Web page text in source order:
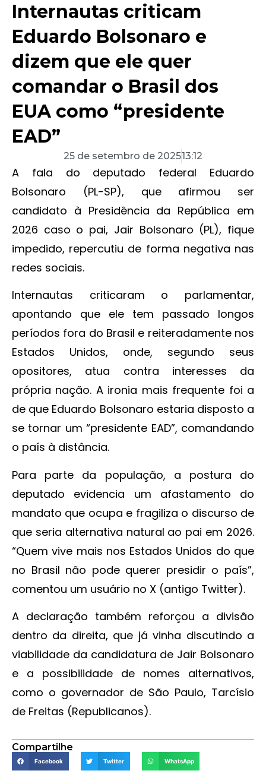
Internautas criticam
Eduardo Bolsonaro e
dizem que ele quer
comandar o Brasil dos
EUA como “presidente
EAD”
25 de setembro de 202513:12
A fala do deputado federal Eduardo
Bolsonaro (PL-SP), que afirmou ser
candidato à Presidência da República em
2026 caso o pai, Jair Bolsonaro (PL), fique
impedido, repercutiu de forma negativa nas
redes sociais.
Internautas criticaram o parlamentar,
apontando que ele tem passado longos
períodos fora do Brasil e reiteradamente nos
Estados Unidos, onde, segundo seus
opositores, atua contra interesses da
própria nação. A ironia mais frequente foi a
de que Eduardo Bolsonaro estaria disposto a
se tornar um “presidente EAD”, comandando
o país à distância.
Para parte da população, a postura do
deputado evidencia um afastamento do
mandato que ocupa e fragiliza o discurso de
que seria alternativa natural ao pai em 2026.
“Quem vive mais nos Estados Unidos do que
no Brasil não pode querer presidir o país”,
comentou um usuário no X (antigo Twitter).
A declaração também reforçou a divisão
dentro da direita, que já vinha discutindo a
viabilidade da candidatura de Jair Bolsonaro
e a possibilidade de nomes alternativos,
como o governador de São Paulo, Tarcísio
de Freitas (Republicanos).
Compartilhe
Facebook Twitter WhatsApp